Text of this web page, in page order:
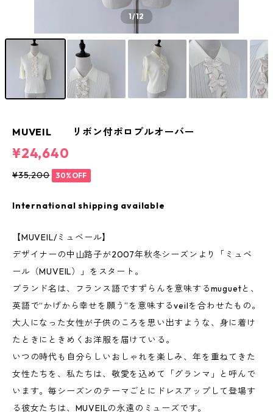
1/12
MUVEIL リボン付ポロプルオーバー
¥24,640
¥35,200 30%OFF
International shipping available
【MUVEIL/ミュベール】
デザイナーの中山路子が2007年秋冬シーズンより「ミュベ
ール（MUVEIL）」をスタート。
ブランド名は、フランス語ですずらんを意味するmuguetと、
英語で“かげから幸せを願う”を意味するveilを合わせたもの。
大人になった女性が子供のころを思い出すような、身に着け
たときにときめくお洋服を届けている。
いつの時代も自分らしいおしゃれを楽しみ、年を重ねてきた
女性たちを、私たちは、敬愛を込めて「グランマ」と呼んで
います。毎シーズンのテーマごとにドレスアップして登場す
る彼女たちは、MUVEILの永遠のミューズです。